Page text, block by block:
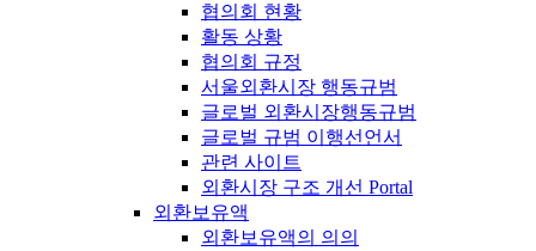
협의회 현황
활동 상황
협의회 규정
서울외환시장 행동규범
글로벌 외환시장행동규범
글로벌 규범 이행선언서
관련 사이트
외환시장 구조 개선 Portal
외환보유액
외환보유액의 의의